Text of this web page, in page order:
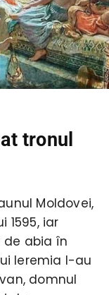
tronul
Moldovei,
1595, iar
de abia în
Ieremia l-au
domnul